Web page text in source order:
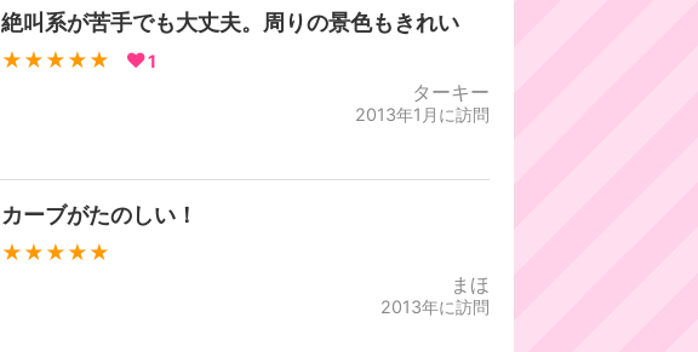
絶叫系が苦手でも大丈夫。周りの景色もきれい
★★★★★ 1
ターキー
2013年1月に訪問
カーブがたのしい！
★★★★★
まほ
2013年に訪問